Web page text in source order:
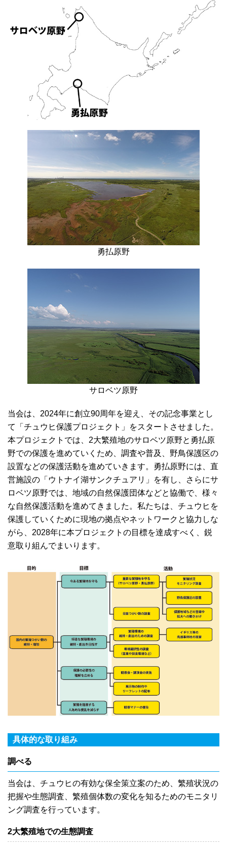
勇払原野
サロベツ原野
当会は、2024年に創立90周年を迎え、その記念事業とし
て「チュウヒ保護プロジェクト」をスタートさせました。
本プロジェクトでは、2大繁殖地のサロベツ原野と勇払原
野での保護を進めていくため、調査や普及、野鳥保護区の
設置などの保護活動を進めていきます。勇払原野には、直
営施設の「ウトナイ湖サンクチュアリ」を有し、さらにサ
ロベツ原野では、地域の自然保護団体などと協働で、様々
な自然保護活動を進めてきました。私たちは、チュウヒを
保護していくために現地の拠点やネットワークと協力しな
がら、2028年に本プロジェクトの目標を達成すべく、鋭
意取り組んでまいります。
具体的な取り組み
調べる
当会は、チュウヒの有効な保全策立案のため、繁殖状況の
把握や生態調査、繁殖個体数の変化を知るためのモニタリ
ング調査を行っています。
2大繁殖地での生態調査